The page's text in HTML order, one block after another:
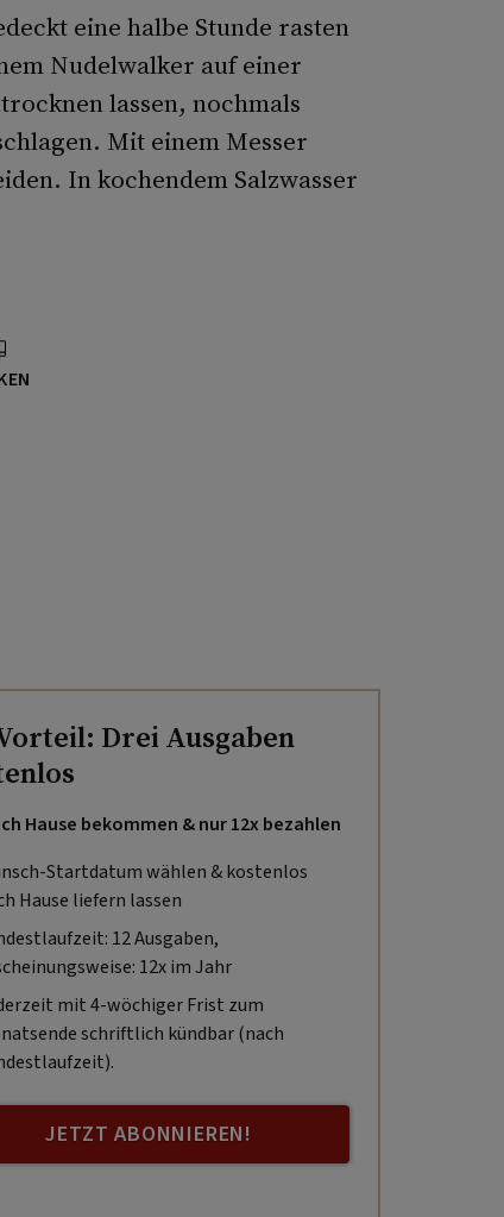
eine halbe Stunde rasten
Nudelwalker auf einer
lassen, nochmals
Mit einem Messer
In kochendem Salzwasser
Drei Ausgaben
Hause bekommen & nur 12x bezahlen
Startdatum wählen & kostenlos
Hause liefern lassen
12 Ausgaben,
12x im Jahr
mit 4-wöchiger Frist zum
schriftlich kündbar (nach
JETZT ABONNIEREN!